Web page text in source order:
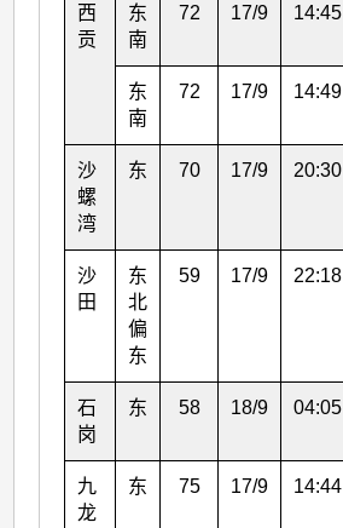
西
贡
东
南
72 17/9 14:45
东
南
72 17/9 14:49
沙
螺
湾
东 70 17/9 20:30
沙
田
东
北
偏
东
59 17/9 22:18
石
岗
东 58 18/9 04:05
九
龙
东 75 17/9 14:44